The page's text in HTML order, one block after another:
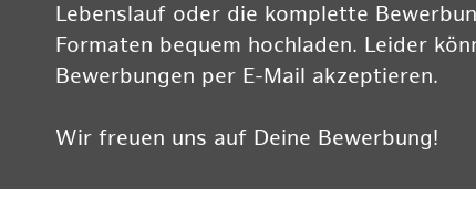
Lebenslauf oder die komplette
Formaten bequem hochladen. Leider
Bewerbungen per E-Mail akzeptieren.
Wir freuen uns auf Deine Bewerbung!